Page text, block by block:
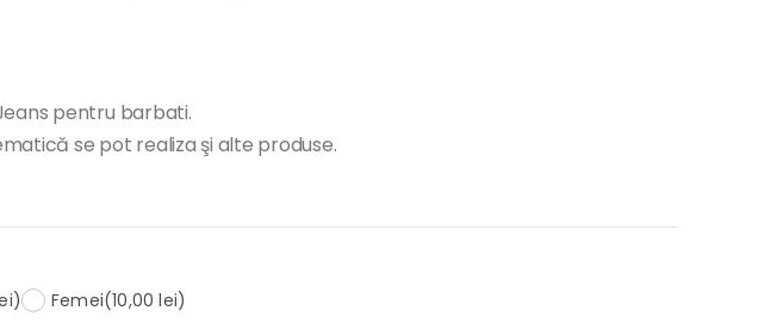
pentru barbati.
se pot realiza şi alte produse.
Femei(10,00 lei)